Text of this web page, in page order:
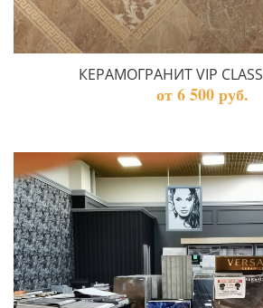
КЕРАМОГРАНИТ VIP CLASS
от 6 500 руб.